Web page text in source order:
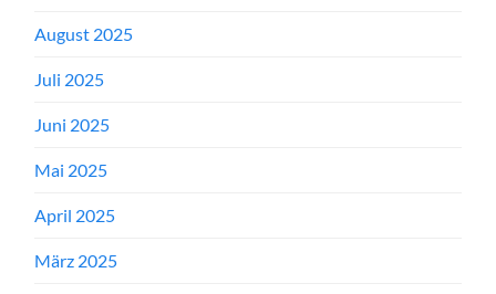
August 2025
Juli 2025
Juni 2025
Mai 2025
April 2025
März 2025